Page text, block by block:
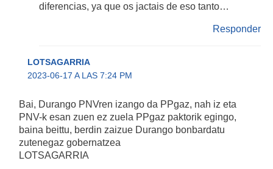
diferencias, ya que os jactais de eso tanto…
Responder
LOTSAGARRIA
2023-06-17 A LAS 7:24 PM
Bai, Durango PNVren izango da PPgaz, nah iz eta
PNV-k esan zuen ez zuela PPgaz paktorik egingo,
baina beittu, berdin zaizue Durango bonbardatu
zutenegaz gobernatzea
LOTSAGARRIA